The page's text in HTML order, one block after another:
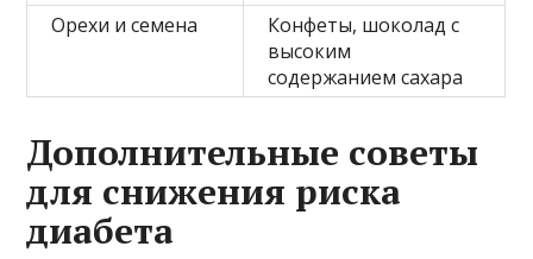
Орехи и семена
Конфеты, шоколад с
высоким
содержанием сахара
Дополнительные советы
для снижения риска
диабета